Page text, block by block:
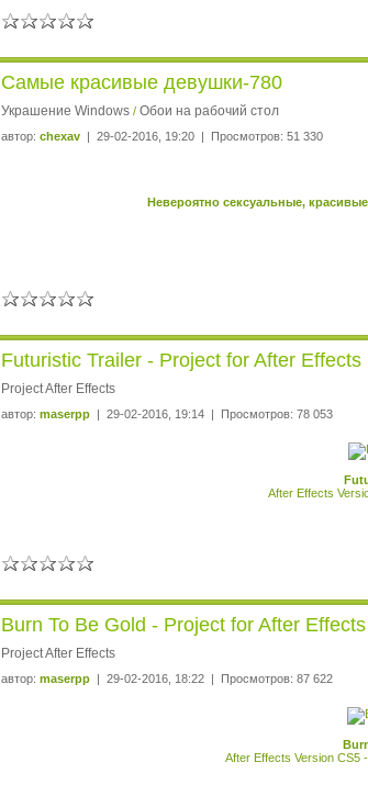
Самые красивые девушки-780
Украшение Windows / Обои на рабочий стол
автор: chexav | 29-02-2016, 19:20 | Просмотров: 51 330
Невероятно сексуальные,
Futuristic Trailer - Project for After Effects
Project After Effects
автор: maserpp | 29-02-2016, 19:14 | Просмотров: 78 053
After Effects
Burn To Be Gold - Project for After
Project After Effects
автор: maserpp | 29-02-2016, 18:22 | Просмотров: 87 622
After Effects Version CS5